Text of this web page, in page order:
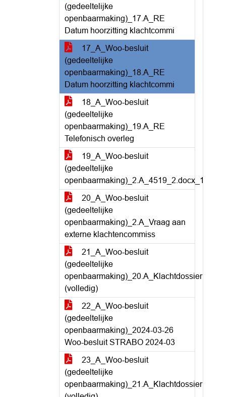
(gedeeltelijke
openbaarmaking)_17.A_RE
Datum hoorzitting klachtcommi
17_A_Woo-besluit
(gedeeltelijke
openbaarmaking)_18.A_RE
Datum hoorzitting klachtcommi
18_A_Woo-besluit
(gedeeltelijke
openbaarmaking)_19.A_RE
Telefonisch overleg
19_A_Woo-besluit
(gedeeltelijke
openbaarmaking)_2.A_4519_2.docx_1
20_A_Woo-besluit
(gedeeltelijke
openbaarmaking)_2.A_Vraag aan
externe klachtencommiss
21_A_Woo-besluit
(gedeeltelijke
openbaarmaking)_20.A_Klachtdossier
(volledig)
22_A_Woo-besluit
(gedeeltelijke
openbaarmaking)_2024-03-26
Woo-besluit STRABO 2024-03
23_A_Woo-besluit
(gedeeltelijke
openbaarmaking)_21.A_Klachtdossier